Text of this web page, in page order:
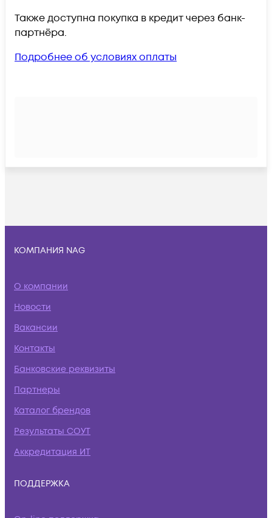
Также доступна покупка в кредит через банк-
партнёра.
Подробнее об условиях оплаты
КОМПАНИЯ NAG
О компании
Новости
Вакансии
Контакты
Банковские реквизиты
Партнеры
Каталог брендов
Результаты СОУТ
Аккредитация ИТ
ПОДДЕРЖКА